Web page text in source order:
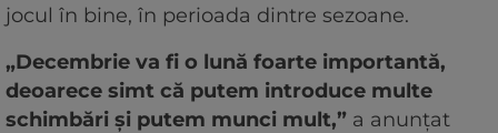
jocul în bine, în perioada dintre sezoane.
„Decembrie va fi o lună foarte importantă,
deoarece simt că putem introduce multe
schimbări și putem munci mult,” a anunțat